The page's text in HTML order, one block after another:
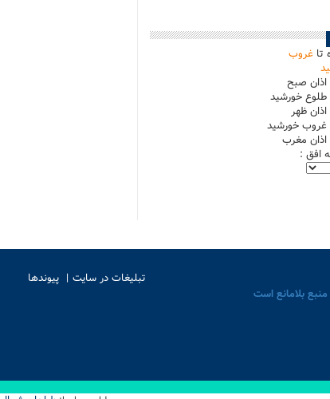
تاغروب
اذان صبح
طلوع خورشید
اذان ظهر
غروب خورشید
اذان مغرب
افق :
تبلیغات در سایت
پیوندها
بلامانع است